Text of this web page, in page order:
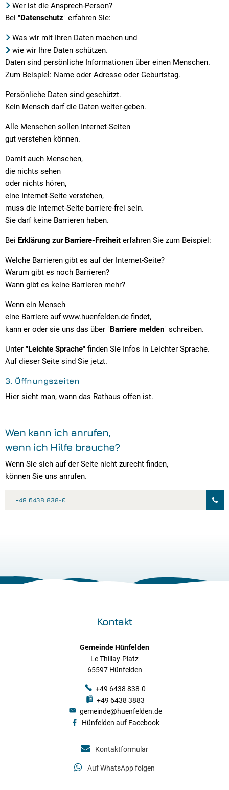
Wer ist die Ansprech-Person?
Bei "Datenschutz" erfahren Sie:
Was wir mit Ihren Daten machen und
wie wir Ihre Daten schützen.
Daten sind persönliche Informationen über einen Menschen.
Zum Beispiel: Name oder Adresse oder Geburtstag.
Persönliche Daten sind geschützt.
Kein Mensch darf die Daten weiter-geben.
Alle Menschen sollen Internet-Seiten
gut verstehen können.
Damit auch Menschen,
die nichts sehen
oder nichts hören,
eine Internet-Seite verstehen,
muss die Internet-Seite barriere-frei sein.
Sie darf keine Barrieren haben.
Bei Erklärung zur Barriere-Freiheit erfahren Sie zum Beispiel:
Welche Barrieren gibt es auf der Internet-Seite?
Warum gibt es noch Barrieren?
Wann gibt es keine Barrieren mehr?
Wenn ein Mensch
eine Barriere auf www.huenfelden.de findet,
kann er oder sie uns das über "Barriere melden" schreiben.
Unter "Leichte Sprache" finden Sie Infos in Leichter Sprache.
Auf dieser Seite sind Sie jetzt.
3. Öffnungszeiten
Hier sieht man, wann das Rathaus offen ist.
Wen kann ich anrufen,
wenn ich Hilfe brauche?
Wenn Sie sich auf der Seite nicht zurecht finden,
können Sie uns anrufen.
+49 6438 838-0
Kontakt
Gemeinde Hünfelden
Le Thillay-Platz
65597 Hünfelden
+49 6438 838-0
+49 6438 3883
gemeinde@huenfelden.de
Hünfelden auf Facebook
Kontaktformular
Auf WhatsApp folgen